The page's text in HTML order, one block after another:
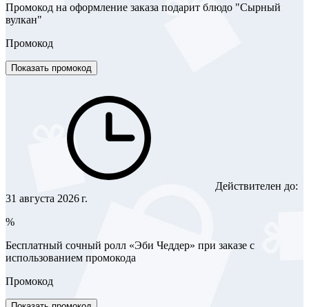
Промокод на оформление заказа подарит блюдо "Сырный
вулкан"
Промокод
Показать промокод
Действителен до:
31 августа 2026 г.
%
Бесплатный сочный ролл «Эби Чеддер» при заказе с
использованием промокода
Промокод